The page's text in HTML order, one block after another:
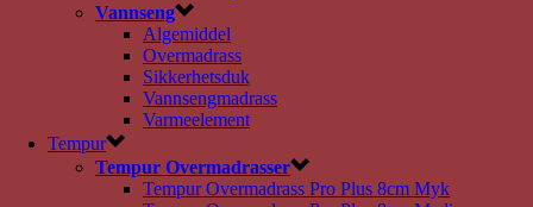
Vannseng
Algemiddel
Overmadrass
Sikkerhetsduk
Vannsengmadrass
Varmeelement
Tempur
Tempur Overmadrasser
Tempur Overmadrass Pro Plus 8cm Myk